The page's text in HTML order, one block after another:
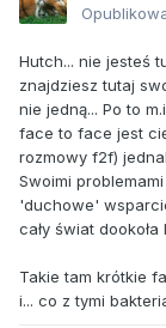
Hutch... nie jesteś
znajdziesz tutaj
nie jedną... Po to
face to face jest
rozmowy f2f)
Swoimi
'duchowe'
cały świat
Takie tam krótkie
i... co z tymi